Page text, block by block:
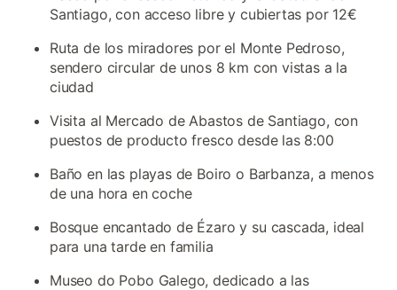
Santiago, con acceso libre y cubiertas por 12€
Ruta de los miradores por el Monte Pedroso,
sendero circular de unos 8 km con vistas a la
ciudad
Visita al Mercado de Abastos de Santiago, con
puestos de producto fresco desde las 8:00
Baño en las playas de Boiro o Barbanza, a menos
de una hora en coche
Bosque encantado de Ézaro y su cascada, ideal
para una tarde en familia
Museo do Pobo Galego, dedicado a las